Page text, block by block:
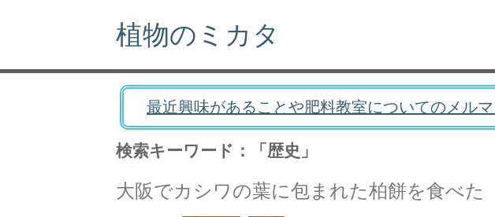
植物のミカタ
最近興味があることや肥料教室についてのメル
検索キーワード：「歴史」
大阪でカシワの葉に包まれた柏餅を食べた